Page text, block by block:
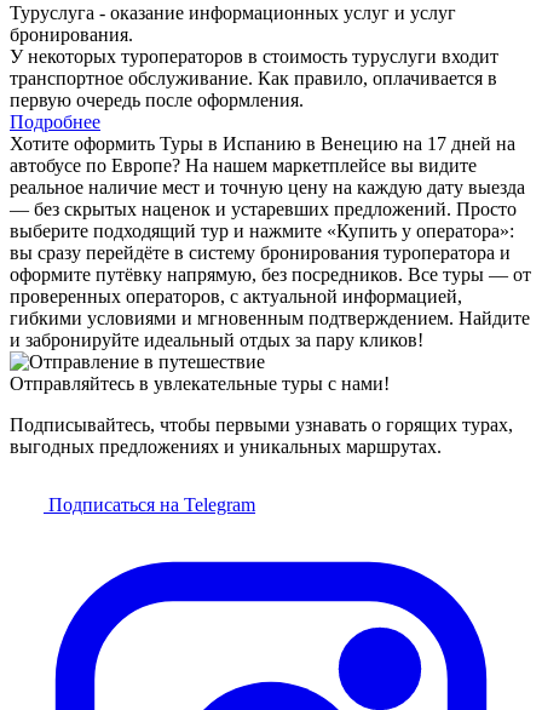
Туруслуга - оказание информационных услуг и услуг
бронирования.
У некоторых туроператоров в стоимость туруслуги входит
транспортное обслуживание. Как правило, оплачивается в
первую очередь после оформления.
Подробнее
Хотите оформить Туры в Испанию в Венецию на 17 дней на
автобусе по Европе? На нашем маркетплейсе вы видите
реальное наличие мест и точную цену на каждую дату выезда
— без скрытых наценок и устаревших предложений. Просто
выберите подходящий тур и нажмите «Купить у оператора»:
вы сразу перейдёте в систему бронирования туроператора и
оформите путёвку напрямую, без посредников. Все туры — от
проверенных операторов, с актуальной информацией,
гибкими условиями и мгновенным подтверждением. Найдите
и забронируйте идеальный отдых за пару кликов!
Отправляйтесь в увлекательные туры с нами!
Подписывайтесь, чтобы первыми узнавать о горящих турах,
выгодных предложениях и уникальных маршрутах.
Подписаться на Telegram